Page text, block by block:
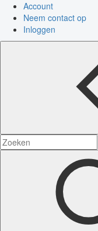
Account
Neem contact op
Inloggen